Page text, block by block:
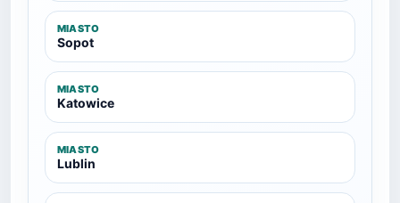
MIASTO
Sopot
MIASTO
Katowice
MIASTO
Lublin